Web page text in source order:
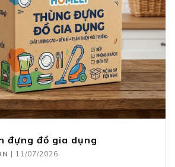
đựng đồ gia dụng
| 11/07/2026